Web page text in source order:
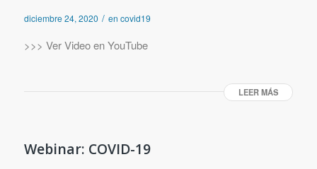
diciembre 24, 2020 / en covid19
>>> Ver Video en YouTube
LEER MÁS
Webinar: COVID-19